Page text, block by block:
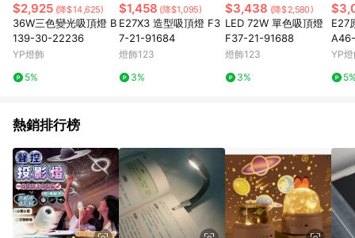
$2,925 (降$14,625)
36W三色變光吸頂燈 B
139-30-22236
YP燈飾
5%
$1,458 (降$1,095)
E27X3 造型吸頂燈 F3
7-21-91684
燈飾123
3%
$3,438 (降$2,580)
LED 72W 單色吸頂燈
F37-21-91688
燈飾123
3%
E27
YP
熱銷排行榜